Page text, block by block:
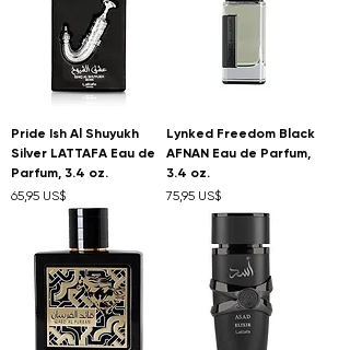
Pride Ish Al Shuyukh
Silver LATTAFA Eau de
Parfum, 3.4 oz.
Precio
65,95 US$
Lynked Freedom Black
AFNAN Eau de Parfum,
3.4 oz.
Precio
75,95 US$